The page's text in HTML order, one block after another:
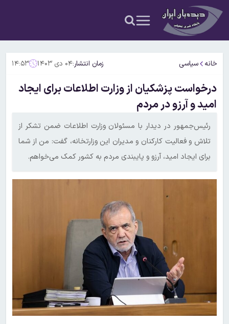
خانه سیاسی زمان انتشار:۰۴ دی ۱۴۰۳ ۱۴:۵۳
درخواست پزشکیان از وزارت اطلاعات برای ایجاد
امید و آرزو در مردم
رئیس‌جمهور در دیدار با مسئولان وزارت اطلاعات ضمن تشکر از
تلاش و فعالیت کارکنان و مدیران این وزارتخانه، گفت: من از شما
برای ایجاد امید، آرزو و پایبندی مردم به کشور کمک می‌خواهم.